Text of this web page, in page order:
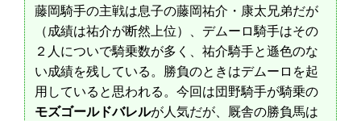
藤岡騎手の主戦は息子の藤岡祐介・康太兄弟だが
（成績は祐介が断然上位）、デムーロ騎手はその
２人についで騎乗数が多く、祐介騎手と遜色のな
い成績を残している。勝負のときはデムーロを起
用していると思われる。今回は団野騎手が騎乗の
モズゴールドバレルが人気だが、厩舎の勝負馬は